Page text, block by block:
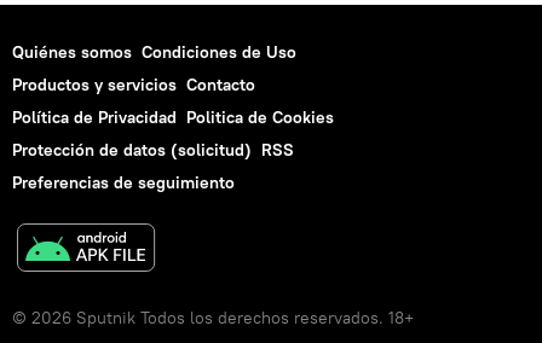
Quiénes somos Condiciones de Uso
Productos y servicios Contacto
Política de Privacidad Politica de Cookies
Protección de datos (solicitud) RSS
Preferencias de seguimiento
© 2026 Sputnik Todos los derechos reservados. 18+